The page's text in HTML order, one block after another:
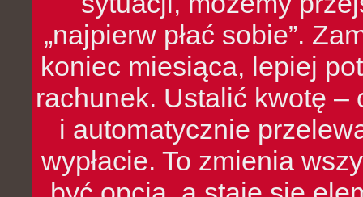
„najpierw płać sobie”.
koniec miesiąca, lepiej
rachunek. Ustalić kwotę
i automatycznie
wypłacie. To zmienia